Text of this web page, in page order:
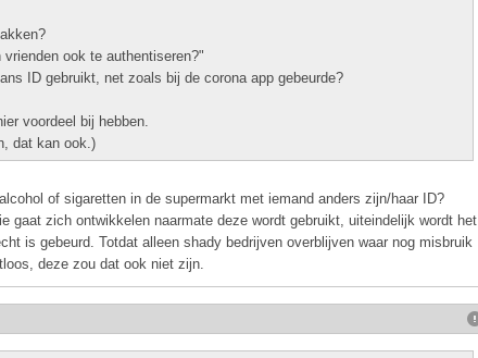
ook te authentiseren?"
ID gebruikt, net zoals bij de corona app gebeurde?
voordeel bij hebben.
dat kan ook.)
of sigaretten in de supermarkt met iemand anders zijn/haar ID?
gaat zich ontwikkelen naarmate deze wordt gebruikt, uiteindelijk wordt het
is gebeurd. Totdat alleen shady bedrijven overblijven waar nog misbruik
deze zou dat ook niet zijn.